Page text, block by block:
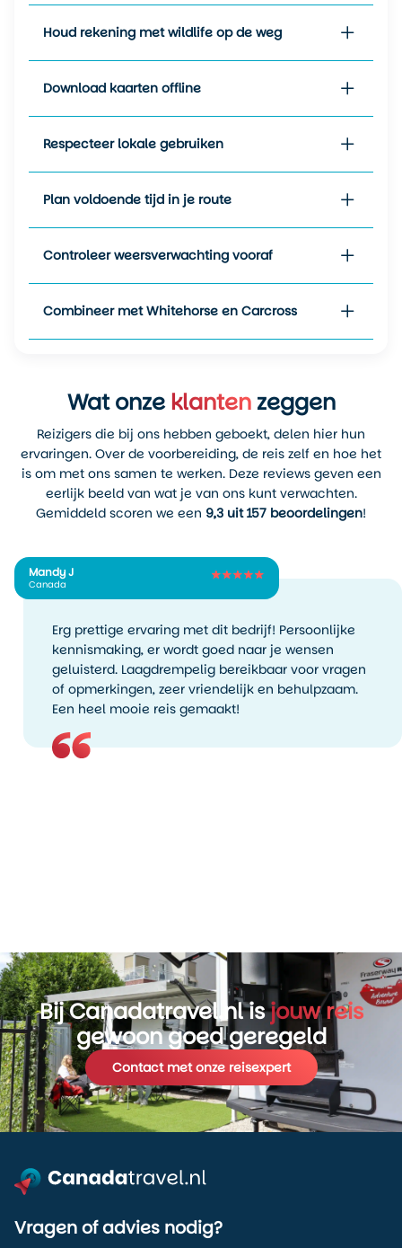
aangepaste kleding.
Houd rekening met wildlife op de weg
Download kaarten offline
Respecteer lokale gebruiken
Plan voldoende tijd in je route
Controleer weersverwachting vooraf
Combineer met Whitehorse en Carcross
Wat onzeklantenzeggen
Reizigers die bij ons hebben geboekt, delen hier hun
ervaringen. Over de voorbereiding, de reis zelf en hoe het
is om met ons samen te werken. Deze reviews geven een
eerlijk beeld van wat je van ons kunt verwachten.
Gemiddeld scoren we een 9,3 uit 157 beoordelingen!
Mandy J
Canada
Erg prettige ervaring met dit bedrijf! Persoonlijke
kennismaking, er wordt goed naar je wensen
geluisterd. Laagdrempelig bereikbaar voor vragen
of opmerkingen, zeer vriendelijk en behulpzaam.
Een heel mooie reis gemaakt!
Bij Canadatravel.nl isjouw reis
gewoon goed geregeld
Contact met onze reisexpert
Vragen of advies nodig?